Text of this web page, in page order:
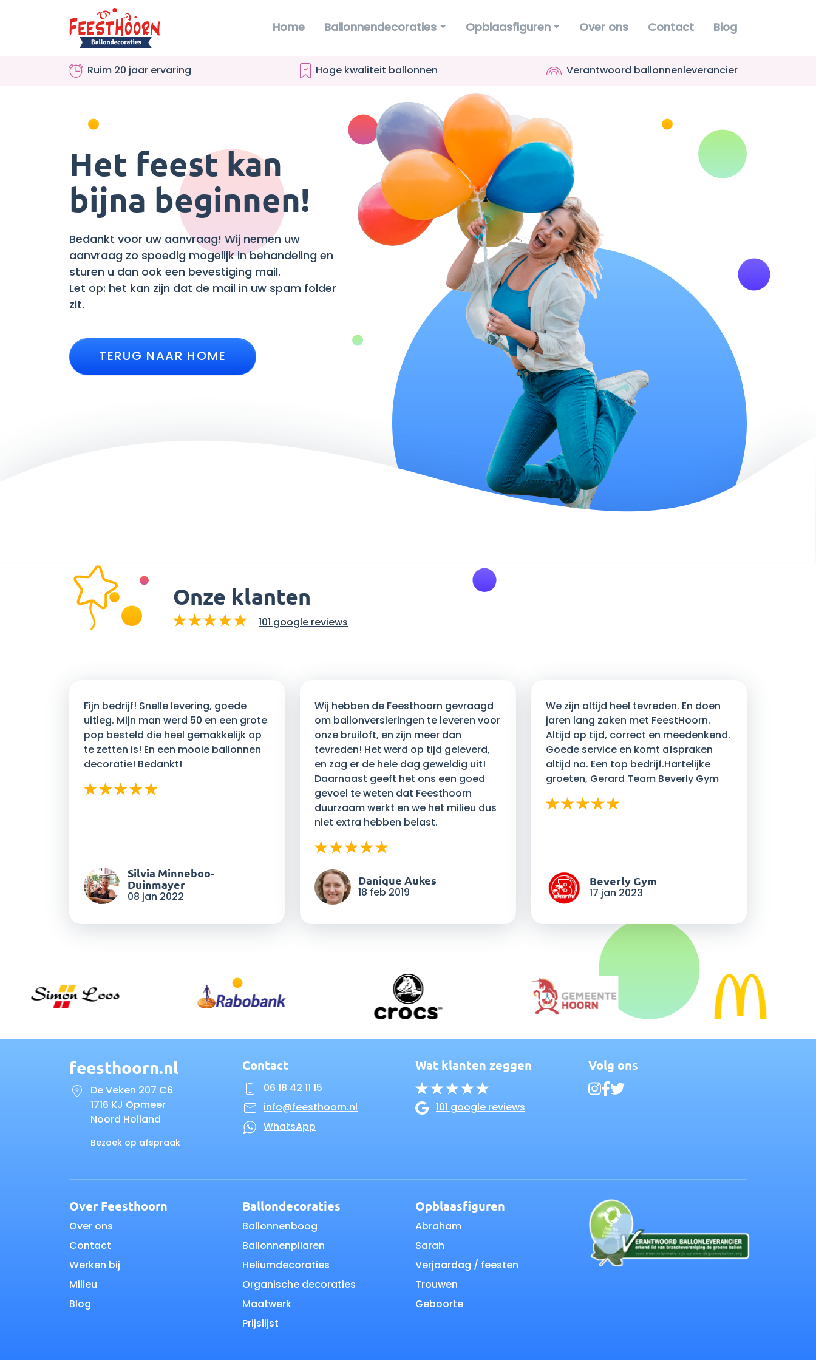
Home Ballonnendecoraties Opblaasfiguren Over ons Contact Blog
Ruim 20 jaar ervaring Hoge kwaliteit ballonnen Verantwoord ballonnenleverancier
Het feest kan
bijna beginnen!
Bedankt voor uw aanvraag! Wij nemen uw
aanvraag zo spoedig mogelijk in behandeling en
sturen u dan ook een bevestiging mail.
Let op: het kan zijn dat de mail in uw spam folder
zit.
TERUG NAAR HOME
Onze klanten
101 google reviews
Fijn bedrijf! Snelle levering, goede
uitleg. Mijn man werd 50 en een grote
pop besteld die heel gemakkelijk op
te zetten is! En een mooie ballonnen
decoratie! Bedankt!
Silvia Minneboo-
Duinmayer
08 jan 2022
Wij hebben de Feesthoorn gevraagd
om ballonversieringen te leveren voor
onze bruiloft, en zijn meer dan
tevreden! Het werd op tijd geleverd,
en zag er de hele dag geweldig uit!
Daarnaast geeft het ons een goed
gevoel te weten dat Feesthoorn
duurzaam werkt en we het milieu dus
niet extra hebben belast.
Danique Aukes
18 feb 2019
We zijn altijd heel tevreden. En doen
jaren lang zaken met FeestHoorn.
Altijd op tijd, correct en meedenkend.
Goede service en komt afspraken
altijd na. Een top bedrijf.Hartelijke
groeten, Gerard Team Beverly Gym
Beverly Gym
17 jan 2023
feesthoorn.nl
De Veken 207 C6
1716 KJ Opmeer
Noord Holland
Bezoek op afspraak
Contact
06 18 42 11 15
info@feesthoorn.nl
WhatsApp
Wat klanten zeggen
101 google reviews
Volg ons
Over Feesthoorn
Over ons
Contact
Werken bij
Milieu
Blog
Ballondecoraties
Ballonnenboog
Ballonnenpilaren
Heliumdecoraties
Organische decoraties
Maatwerk
Prijslijst
Opblaasfiguren
Abraham
Sarah
Verjaardag / feesten
Trouwen
Geboorte